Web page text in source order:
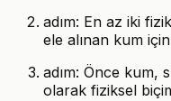
adım: En az iki
ele alınan kum
adım: Önce kum,
olarak fiziksel